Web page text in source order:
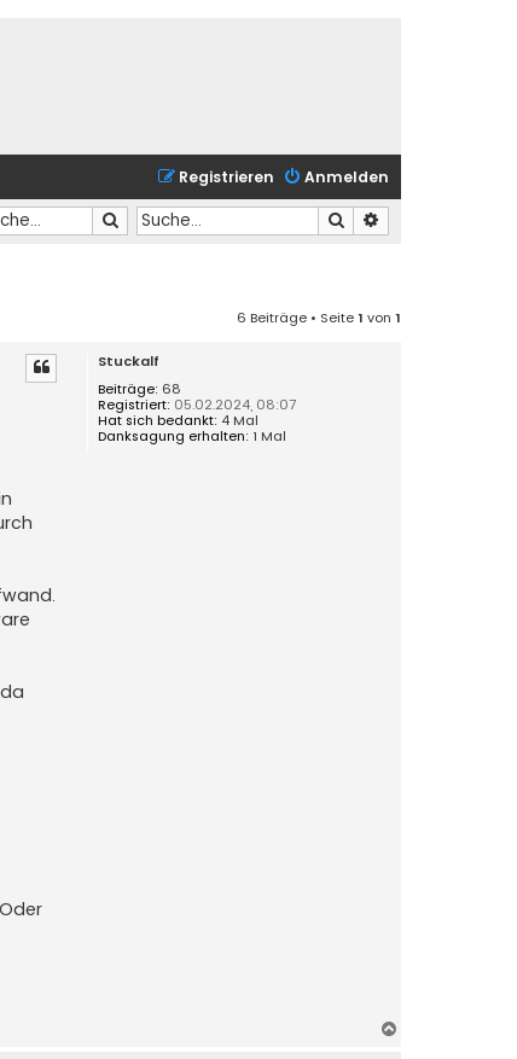
Anmelden
Registrieren
Suche
Suche
6 Beiträge • Seite1 von 1
Stuckalf
Beiträge: 68
Registriert: 05.02.2024, 08:07
Hat sich bedankt: 4 Mal
Danksagung erhalten: 1 Mal